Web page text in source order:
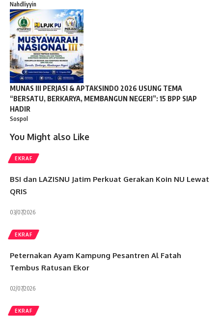
Nahdliyyin
MUNAS III PERJASI & APTAKSINDO 2026 USUNG TEMA
“BERSATU, BERKARYA, MEMBANGUN NEGERI”: 15 BPP SIAP
HADIR
Sospol
You Might also Like
EKRAF
BSI dan LAZISNU Jatim Perkuat Gerakan Koin NU Lewat
QRIS
03/07/2026
EKRAF
Peternakan Ayam Kampung Pesantren Al Fatah
Tembus Ratusan Ekor
02/07/2026
EKRAF